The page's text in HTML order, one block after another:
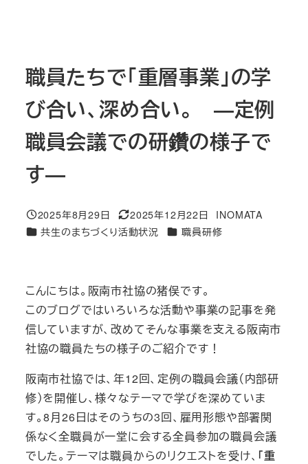
職員たちで「重層事業」の学
び合い、深め合い。 ―定例
職員会議での研鑽の様子で
す―
投稿日
2025年8月29日
更新日
2025年12月22日
著
者
INOMATA
カテゴリー
共生のまちづくり活動状況 カテゴリー
職員研修
こんにちは。阪南市社協の猪俣です。
このブログではいろいろな活動や事業の記事を発
信していますが、改めてそんな事業を支える阪南市
社協の職員たちの様子のご紹介です！
阪南市社協では、年12回、定例の職員会議（内部研
修）を開催し、様々なテーマで学びを深めていま
す。8月26日はそのうちの3回、雇用形態や部署関
係なく全職員が一堂に会する全員参加の職員会議
でした。テーマは職員からのリクエストを受け、 「重